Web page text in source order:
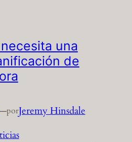
una
de
porJeremy Hinsdale